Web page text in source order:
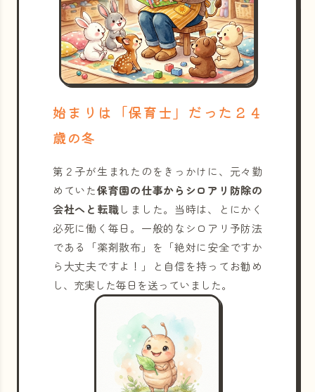
始まりは「保育士」だった２４
歳の冬
第２子が生まれたのをきっかけに、元々勤
めていた保育園の仕事からシロアリ防除の
会社へと転職しました。当時は、とにかく
必死に働く毎日。一般的なシロアリ予防法
である「薬剤散布」を「絶対に安全ですか
ら大丈夫ですよ！」と自信を持ってお勧め
し、充実した毎日を送っていました。